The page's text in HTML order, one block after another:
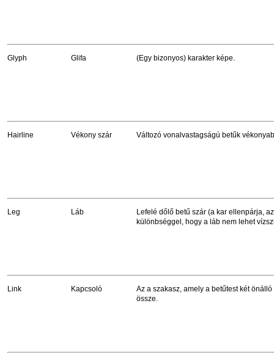
Glyph Glifa (Egy bizonyos) karakter képe.
Hairline Vékony szár Változó vonalvastagságú betűk
Leg Láb
Lefelé dőlő betű szár (a kar ellenpárja,
különbséggel, hogy a láb nem lehet
Link Kapcsoló
Az a szakasz, amely a betűtest két
össze.